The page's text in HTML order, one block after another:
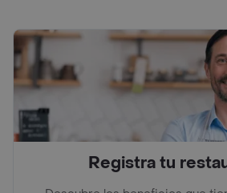
Registra tu